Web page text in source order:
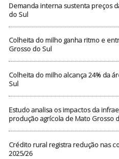
Demanda interna sustenta preços
do Sul
Colheita do milho ganha ritmo e
Grosso do Sul
Colheita do milho alcança 24% da
Sul
Estudo analisa os impactos da
produção agrícola de Mato Grosso
Crédito rural registra redução nas
2025/26